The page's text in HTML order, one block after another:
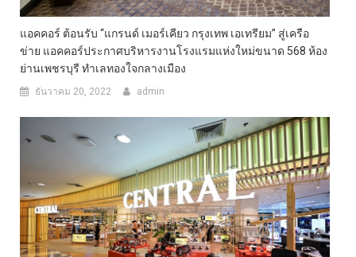
แอคคอร์ ต้อนรับ “แกรนด์ เมอร์เคียว กรุงเทพ เอเทรียม” สู่เครือ
ข่าย แอคคอร์ประกาศบริหารงานโรงแรมแห่งใหม่ขนาด 568 ห้อง
ย่านเพชรบุรี ทำเลทองใจกลางเมือง
ธันวาคม 20, 2022 admin